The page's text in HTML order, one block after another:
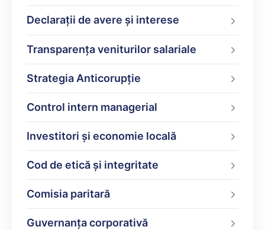
Declarații de avere şi interese
Transparența veniturilor salariale
Strategia Anticorupție
Control intern managerial
Investitori și economie locală
Cod de etică și integritate
Comisia paritară
Guvernanța corporativă